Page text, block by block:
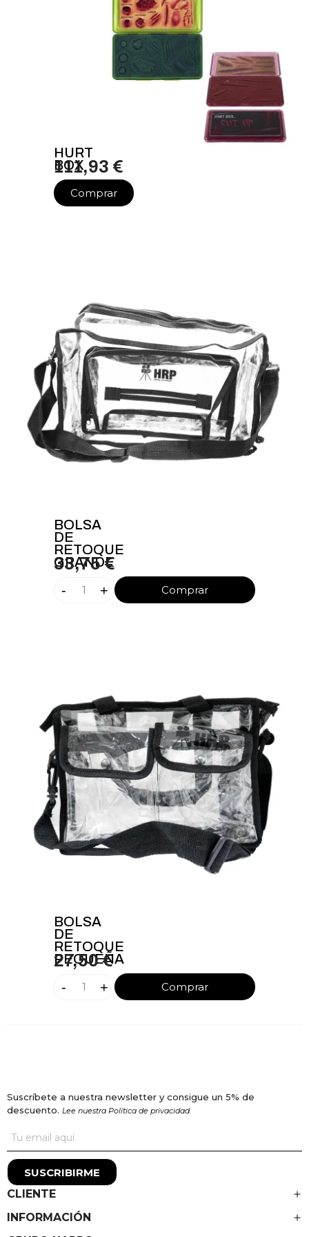
HURT
BOX
111,93 €
Comprar
BOLSA
DE
RETOQUE
GRANDE
33,75 €
- + Comprar
BOLSA
DE
RETOQUE
PEQUEÑA
27,50 €
- + Comprar
Suscríbete a nuestra newsletter y consigue un 5% de
descuento. Lee nuestra Política de privacidad.
SUSCRIBIRME
CLIENTE
INFORMACIÓN